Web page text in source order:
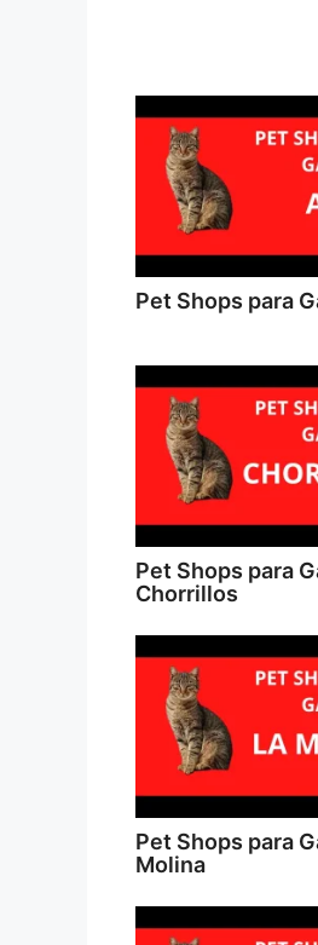
Pet Shops para
Pet Shops para
Chorrillos
Pet Shops para
Molina